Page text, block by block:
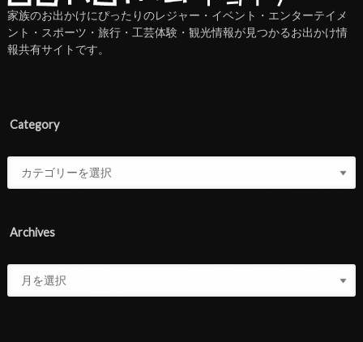
家族のお出かけにぴったりのレジャー・イベント・エンターテイメ
ント・スポーツ・旅行・工芸体験・観光情報が見つかるお出かけ情
報共有サイトです。
Category
Archives